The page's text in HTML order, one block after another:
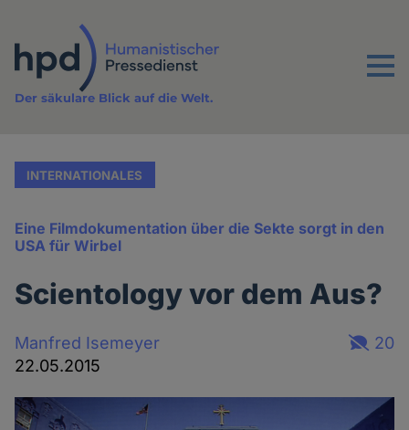
Inhalt
Menu
Der säkulare Blick auf die Welt.
INTERNATIONALES
Eine Filmdokumentation über die Sekte sorgt in den
USA für Wirbel
Scientology vor dem Aus?
Manfred Isemeyer
22.05.2015
20